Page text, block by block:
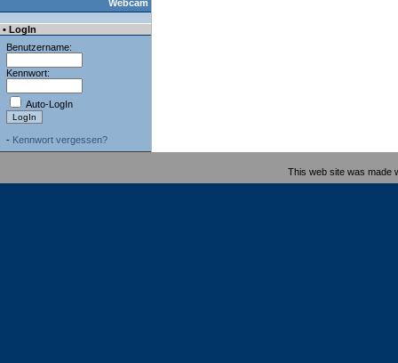
Webcam
• LogIn
Benutzername:
Kennwort:
Auto-LogIn
- Kennwort vergessen?
This web site was made